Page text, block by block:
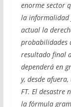
enorme sector
la informalidad
actual la
probabilidades
resultado final
dependerá en
y, desde
FT. El desastre
la fórmula